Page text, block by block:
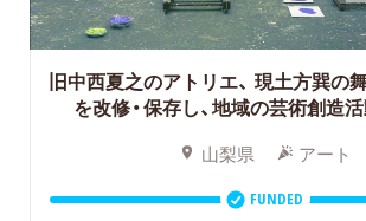
旧中西夏之のアトリエ、 現土方巽の
を改修・保存し、地域の芸術創造
山梨県 アート
FUNDED